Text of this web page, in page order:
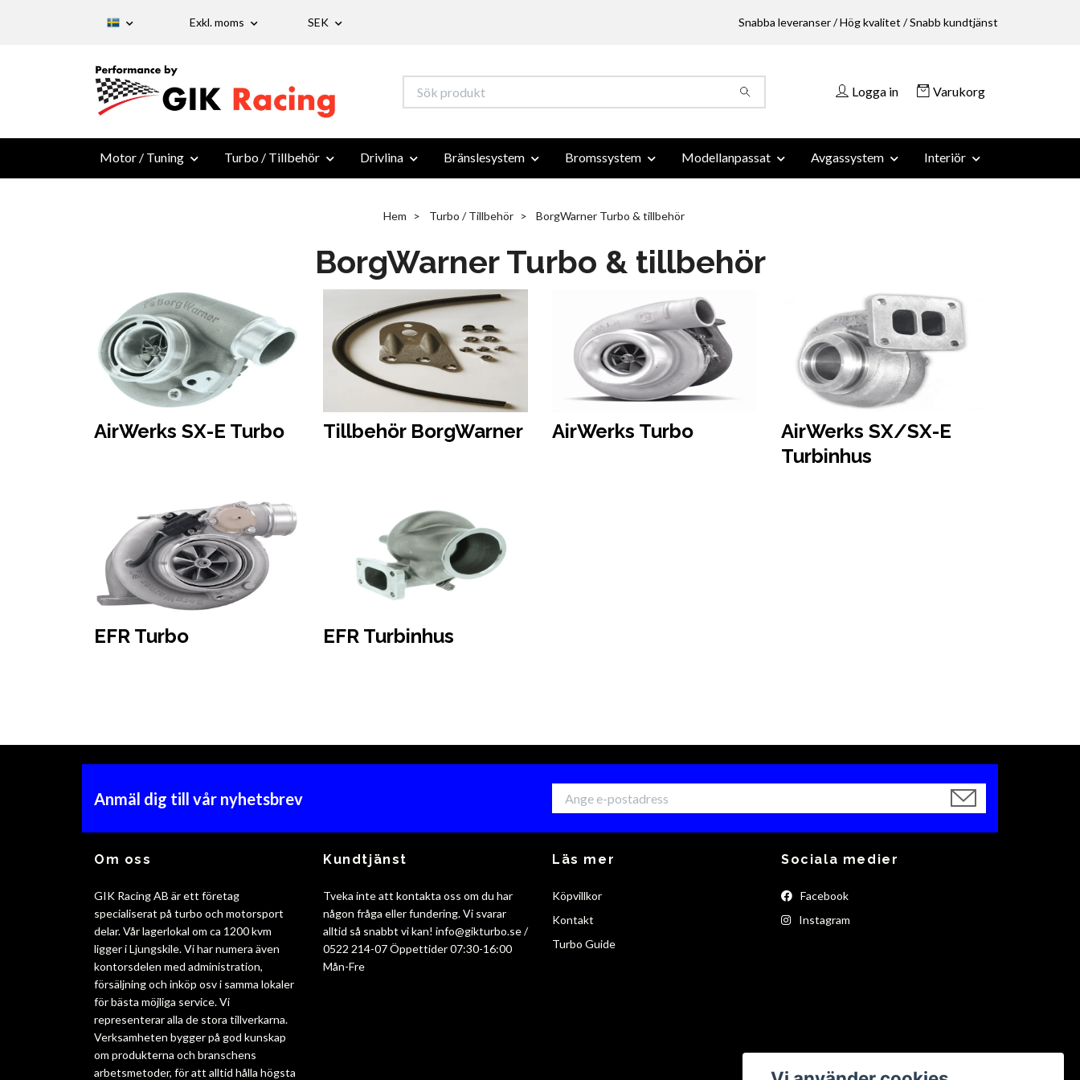
Exkl. moms SEK Snabba leveranser / Hög kvalitet / Snabb kundtjänst
Logga in Varukorg
Motor / Tuning Turbo / Tillbehör Drivlina Bränslesystem Bromssystem Modellanpassat Avgassystem Interiör
Hem Turbo / Tillbehör BorgWarner Turbo & tillbehör
BorgWarner Turbo & tillbehör
AirWerks SX-E Turbo Tillbehör BorgWarner AirWerks Turbo
AirWerks SX/SX-E
Turbinhus
EFR Turbo EFR Turbinhus
Anmäl dig till vår nyhetsbrev
Om oss
GIK Racing AB är ett företag
specialiserat på turbo och motorsport
delar. Vår lagerlokal om ca 1200 kvm
ligger i Ljungskile. Vi har numera även
kontorsdelen med administration,
försäljning och inköp osv i samma lokaler
för bästa möjliga service. Vi
representerar alla de stora tillverkarna.
Verksamheten bygger på god kunskap
om produkterna och branschens
arbetsmetoder, för att alltid hålla högsta
Kundtjänst
Tveka inte att kontakta oss om du har
någon fråga eller fundering. Vi svarar
alltid så snabbt vi kan! info@gikturbo.se/
0522 214-07 Öppettider 07:30-16:00
Mån-Fre
Läs mer
Köpvillkor
Kontakt
Turbo Guide
Sociala medier
Facebook
Instagram